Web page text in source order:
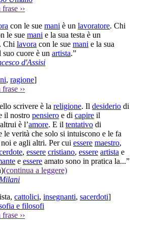
frase ››
con le sue mani è un lavoratore. Chi
le sue mani e la sua testa è un
Chi lavora con le sue mani e la sua
suo cuore è un artista.”
d'Assisi
, ragione]
frase ››
scrivere è la religione. Il desiderio di
il nostro pensiero e di capire il
altrui è l’amore. E il tentativo di
le verità che solo si intuiscono e le fa
e agli altri. Per cui essere maestro,
, essere cristiano, essere artista e
e essere amato sono in pratica la...”
(continua a leggere)
, cattolici, insegnanti, sacerdoti]
e filosofi
frase ››